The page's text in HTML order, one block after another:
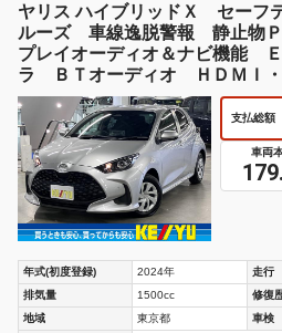
ヤリス ハイブリッドＸ セーフ
ルーズ 車線逸脱警報 静止物
プレイオーディオ＆ナビ機能
ラ ＢＴオーディオ ＨＤＭＩ
ー スペアキー有
支払総額
車両
年式(初度登録) 2024年 走行
排気量
1500cc 修復
地域
東京都 車検